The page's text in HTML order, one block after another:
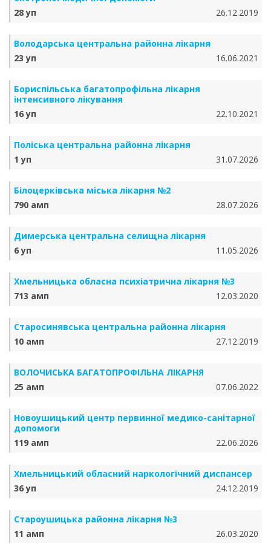
28 уп
26.12.2019
Володарська центральна районна лікарня
23 уп
16.06.2021
Бориспільська багатопрофільна лікарня
інтенсивного лікування
16 уп
22.10.2021
Поліська центральна районна лікарня
1 уп
31.07.2026
Білоцерківська міська лікарня №2
790 амп
28.07.2026
Димерська центральна селищна лікарня
6 уп
11.05.2026
Хмельницька обласна психіатрична лікарня №3
713 амп
12.03.2020
Старосинявська центральна районна лікарня
10 амп
27.12.2019
ВОЛОЧИСЬКА БАГАТОПРОФІЛЬНА ЛІКАРНЯ
25 амп
07.06.2022
Новоушицький центр первинної медико-санітарної
допомоги
119 амп
22.06.2026
Хмельницький обласний наркологічний диспансер
36 уп
24.12.2019
Староушицька районна лікарня №3
11 амп
26.03.2020